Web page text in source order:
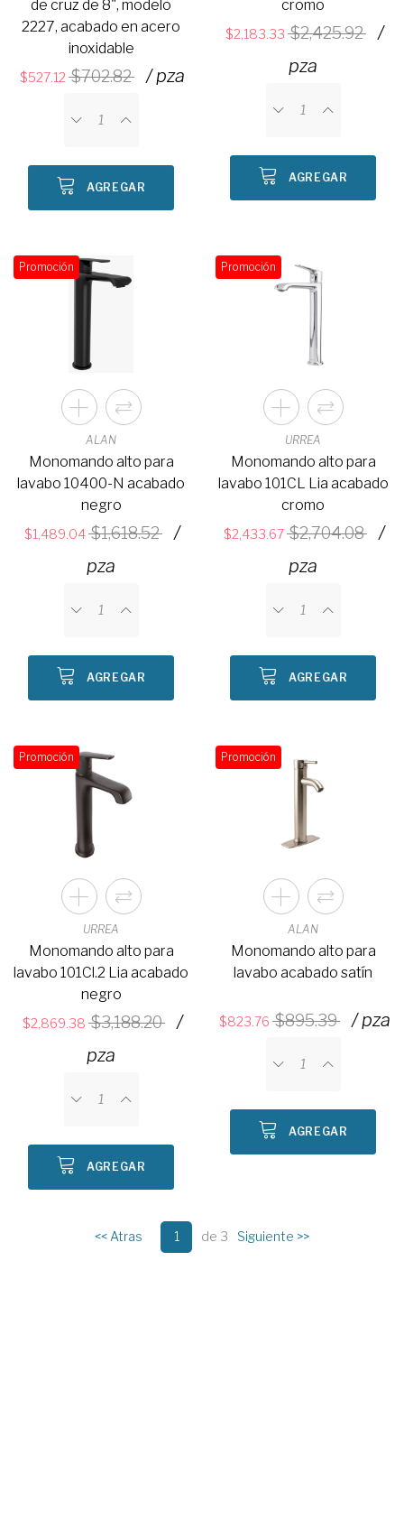
de cruz de 8", modelo
2227, acabado en acero
inoxidable
527.12 702.82 / pza
AGREGAR
cromo
2,183.33 2,425.92
/
pza
AGREGAR
Promoción
ALAN
Monomando alto para
lavabo 10400-N acabado
negro
1,489.04 1,618.52
/
pza
AGREGAR
Promoción
URREA
Monomando alto para
lavabo 101CL Lia acabado
cromo
2,433.67 2,704.08
/
pza
AGREGAR
Promoción
URREA
Monomando alto para
lavabo 101Cl.2 Lia acabado
negro
2,869.38 3,188.20
/
pza
AGREGAR
Promoción
ALAN
Monomando alto para
lavabo acabado satín
823.76 895.39 / pza
AGREGAR
<< Atras 1 de 3 Siguiente >>